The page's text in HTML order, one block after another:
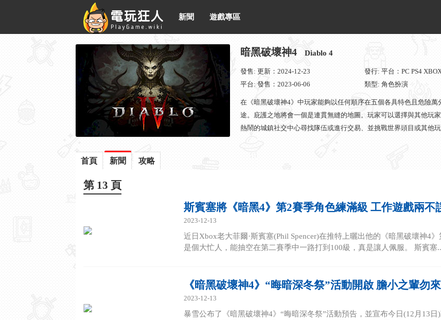
新聞 遊戲專區
暗黑破壞神4 Diablo 4
發售: 更新：2024-12-23 發行: 平台：PC PS4
平台: 發售：2023-06-06
類型: 角色扮演
在《暗黑破壞神4》中玩家能夠以任何順序在五個各具特色且危險
途。庇護之地將會一個是連貫無縫的地圖。玩家可以選擇與其他玩
熱鬧的城鎮社交中心尋找隊伍或進行交易、並挑戰世界頭目或其他
首頁 新聞 攻略
第 13 頁
斯賓塞將《暗黑4》第2賽季角色練滿級 工作遊戲兩不
2023-12-13
近日Xbox老大菲爾·斯賓塞(Phil Spencer)在推特上曬出他的《暗黑破壞神4
是個大忙人，能抽空在第二賽季中一路打到100級，真是讓人佩服。 斯賓塞
《暗黑破壞神4》“晦暗深冬祭”活動開啟 膽小之輩勿來
2023-12-13
暴雪公布了《暗黑破壞神4》“晦暗深冬祭”活動預告，並宣布今日(12月13